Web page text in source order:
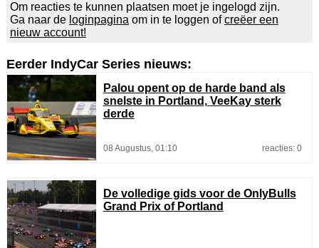
Om reacties te kunnen plaatsen moet je ingelogd zijn.
Ga naar de loginpagina om in te loggen ofcreëer een
nieuw account!
Eerder IndyCar Series nieuws:
Palou opent op de harde band als
snelste in Portland, VeeKay sterk
derde
08 Augustus, 01:10 reacties: 0
De volledige gids voor de OnlyBulls
Grand Prix of Portland